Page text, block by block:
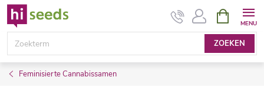
Overslaan
naar
inhoud
ZOEKEN
Feminisierte Cannabissamen